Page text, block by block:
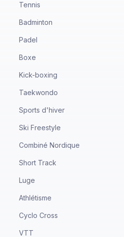
Tennis
Badminton
Padel
Boxe
Kick-boxing
Taekwondo
Sports d'hiver
Ski Freestyle
Combiné Nordique
Short Track
Luge
Athlétisme
Cyclo Cross
VTT